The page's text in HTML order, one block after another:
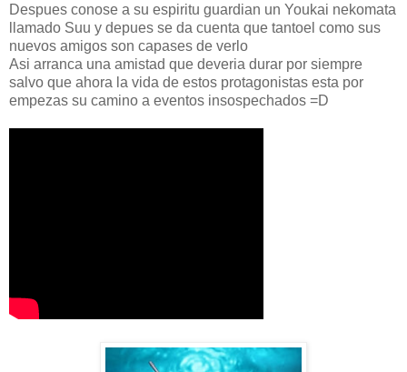
Despues conose a su espiritu guardian un Youkai nekomata
llamado Suu y depues se da cuenta que tantoel como sus
nuevos amigos son capases de verlo
Asi arranca una amistad que deveria durar por siempre
salvo que ahora la vida de estos protagonistas esta por
empezas su camino a eventos insospechados =D